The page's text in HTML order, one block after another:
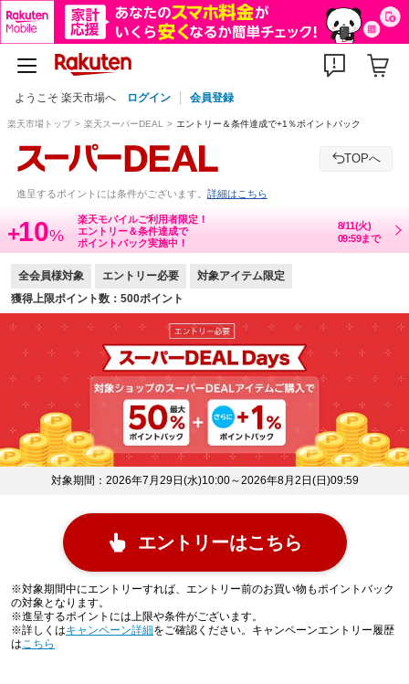
ようこそ 楽天市場へ ログイン 会員登録
楽天市場トップ 楽天スーパーDEAL エントリー＆条件達成で+1％ポイントバック
TOPへ
進呈するポイントには条件がございます。 詳細はこちら
+10%
楽天モバイルご利用者限定！
エントリー＆条件達成で
ポイントバック実施中！
8/11(火)
09:59まで
全会員様対象 エントリー必要
対象アイテム限定
獲得上限ポイント数：500ポイント
対象期間：2026年7月29日(水)10:00～2026年8月2日(日)09:59
エントリーはこちら
※対象期間中にエントリーすれば、エントリー前のお買い物もポイントバック
の対象となります。
※進呈するポイントには上限や条件がございます。
※詳しくはキャンペーン詳細をご確認ください。キャンペーンエントリー履歴
はこちら